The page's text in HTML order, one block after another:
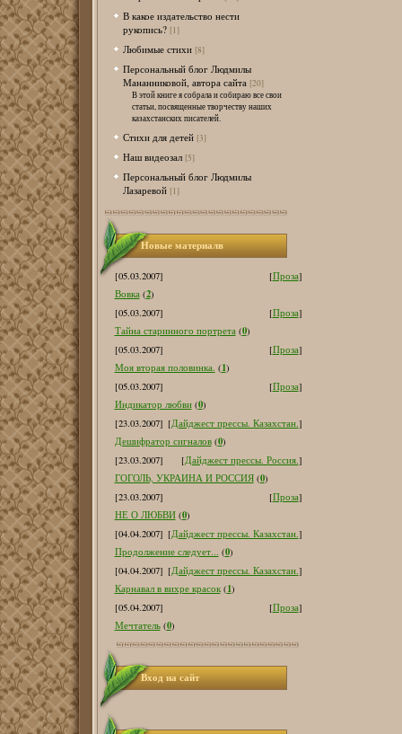
В какое издательство нести
рукопись? [1]
Любимые стихи [8]
Персональный блог Людмилы
Мананниковой, автора сайта [20]
В этой книге я собрала и собираю все свои
статьи, посвященные творчеству наших
казахстанских писателей.
Стихи для детей [3]
Наш видеозал [5]
Персональный блог Людмилы
Лазаревой [1]
Новые материалв
[05.03.2007] [Проза]
Вовка (2)
[05.03.2007]
[Проза]
Тайна старинного портрета (0)
[05.03.2007]
[Проза]
Моя вторая половинка. (1)
[05.03.2007]
[Проза]
Индикатор любви (0)
[23.03.2007] [Дайджест прессы. Казахстан.]
Дешифратор сигналов (0)
[23.03.2007]
[Дайджест прессы. Россия.]
ГОГОЛЬ, УКРАИНА И РОССИЯ (0)
[23.03.2007]
[Проза]
НЕ О ЛЮБВИ (0)
[04.04.2007] [Дайджест прессы. Казахстан.]
Продолжение следует... (0)
[04.04.2007] [Дайджест прессы. Казахстан.]
Карнавал в вихре красок (1)
[05.04.2007]
[Проза]
Мечтатель (0)
Вход на сайт